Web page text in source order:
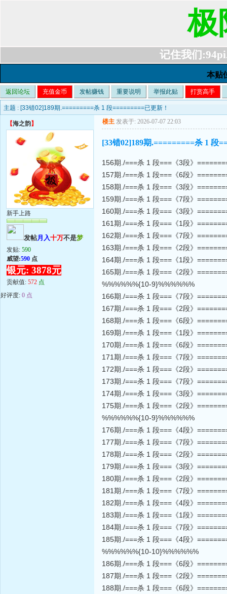
极
记住我们
本贴
返回论坛 充值金币 发帖赚钱 重要说明 举报此贴 打赏高手
主题 : [33错02]189期.=========杀 1 段=========已更新！
【海之韵】
新手上路
发帖月入十万不是梦
发贴: 590
威望:590 点
银元: 3878元
贡献值: 572 点
好评度: 0 点
楼主 发表于: 2026-07-07 22:03
[33错02]189期.=========杀 1 段
156期./===杀 1 段===《3段》
157期./===杀 1 段===《6段》
158期./===杀 1 段===《3段》
159期./===杀 1 段===《7段》
160期./===杀 1 段===《3段》
161期./===杀 1 段===《1段》
162期./===杀 1 段===《7段》
163期./===杀 1 段===《2段》
164期./===杀 1 段===《1段》
165期./===杀 1 段===《2段》
%%%%%%{10-9}%%%%%%
166期./===杀 1 段===《7段》
167期./===杀 1 段===《2段》
168期./===杀 1 段===《6段》
169期./===杀 1 段===《1段》
170期./===杀 1 段===《6段》
171期./===杀 1 段===《7段》
172期./===杀 1 段===《2段》
173期./===杀 1 段===《7段》
174期./===杀 1 段===《3段》
175期./===杀 1 段===《2段》
%%%%%%{10-9}%%%%%%
176期./===杀 1 段===《4段》
177期./===杀 1 段===《7段》
178期./===杀 1 段===《2段》
179期./===杀 1 段===《3段》
180期./===杀 1 段===《2段》
181期./===杀 1 段===《7段》
182期./===杀 1 段===《4段》
183期./===杀 1 段===《1段》
184期./===杀 1 段===《7段》
185期./===杀 1 段===《4段》
%%%%%%{10-10}%%%%%%
186期./===杀 1 段===《6段》
187期./===杀 1 段===《2段》
188期./===杀 1 段===《6段》